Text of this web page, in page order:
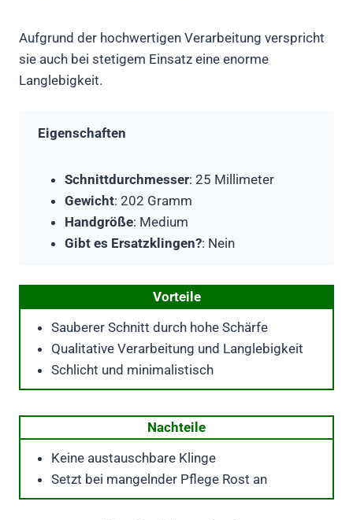
Aufgrund der hochwertigen Verarbeitung verspricht
sie auch bei stetigem Einsatz eine enorme
Langlebigkeit.
Eigenschaften
Schnittdurchmesser: 25 Millimeter
Gewicht: 202 Gramm
Handgröße: Medium
Gibt es Ersatzklingen?: Nein
Vorteile
Sauberer Schnitt durch hohe Schärfe
Qualitative Verarbeitung und Langlebigkeit
Schlicht und minimalistisch
Nachteile
Keine austauschbare Klinge
Setzt bei mangelnder Pflege Rost an